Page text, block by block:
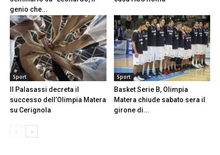
genio che...
Sport
Il Palasassi decreta il
successo dell’Olimpia Matera
su Cerignola
Sport
Basket Serie B, Olimpia
Matera chiude sabato sera il
girone di...